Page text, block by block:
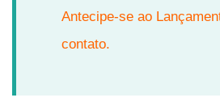
Antecipe-se ao
contato.